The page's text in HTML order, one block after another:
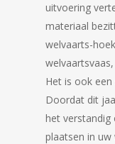
uitvoering
materiaal
welvaarts-
Het is ook
Doordat dit
het
plaatsen in